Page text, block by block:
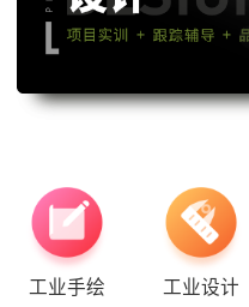
工业手绘 工业设计